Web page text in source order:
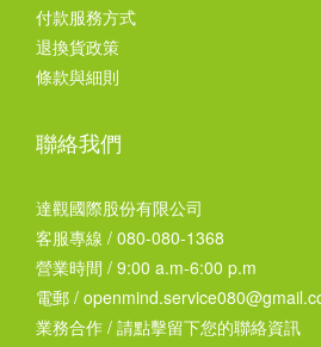
付款服務方式
退換貨政策
條款與細則
聯絡我們
達觀國際股份有限公司
客服專線 / 080-080-1368
營業時間 / 9:00 a.m-6:00 p.m
電郵 /
業務合作 / 請點擊留下您的聯絡資訊